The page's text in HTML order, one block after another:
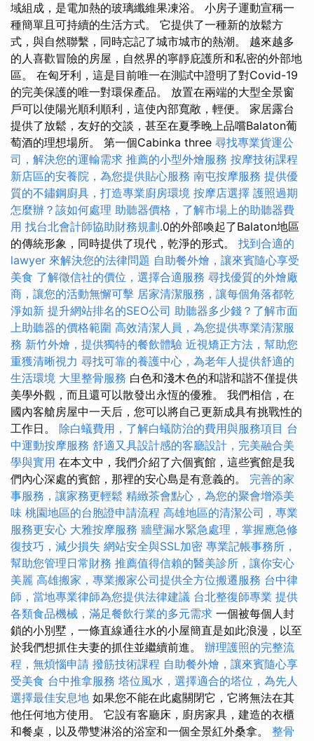
域組成，是電加熱的玻璃纖維果凍浴。 小房子運動宣稱一
種簡單且可持續的生活方式。 它提供了一種新的放鬆方
式，與自然聯繫，同時忘記了城市城市的熱潮。 越來越多
的人喜歡冒險的房屋，自然界的寧靜庇護所和私密的外部地
區。 在匈牙利，這是目前唯一在測試中證明了對Covid-19
的完美保護的唯一對環保產品。 放置在兩端的大型全景窗
戶可以使陽光順利順利，這使內部寬敞，輕便。 家居露台
提供了放鬆，友好的交談，甚至在夏季晚上品嚐Balaton葡
萄酒的理想場所。 第一個Cabinka three 尋找專業貨運公
司，解決您的運輸需求 推薦的小型外燴服務 按摩技術課程
新店區的安養院，為您提供貼心服務 南屯按摩服務 提供優
質的不鏽鋼廚具，打造專業廚房環境 按摩店選擇 護照過期
怎麼辦？該如何處理 助聽器價格，了解市場上的助聽器費
用 找台北會計師協助財務規劃.0的外部喚起了Balaton地區
的傳統形象，同時提供了現代，乾淨的形式。 找到合適的
lawyer 來解決您的法律問題 自助餐外燴，讓來賓隨心享受
美食 了解徵信社的價位，選擇合適服務 尋找優質的外燴廠
商，讓您的活動無懈可擊 居家清潔服務，讓每個角落都乾
淨如新 提升網站排名的SEO公司 助聽器多少錢？了解市面
上助聽器的價格範圍 高效清潔人員，為您提供專業清潔服
務 新竹外燴，提供獨特的餐飲體驗 近視矯正方法，幫助您
重獲清晰視力 尋找可靠的養護中心，為老年人提供舒適的
生活環境 大里整骨服務 白色和淺木色的和諧和諧不僅提供
美學外觀，而且還可以散發出永恆的優雅。 我們相信，在
國內客艙房屋中一天后，您可以將自己更新成具有挑戰性的
工作日。 除白蟻費用，了解白蟻防治的費用與服務項目 台
中運動按摩服務 舒適又具設計感的客廳設計，完美融合美
學與實用 在本文中，我們介紹了六個賓館，這些賓館是我
們內心深處的賓館，那裡的安心島是有意義的。 完善的家
事服務，讓家務更輕鬆 精緻茶會點心，為您的聚會增添美
味 桃園地區的台胞證申請流程 高雄地區的清潔公司，專業
服務更安心 大雅按摩服務 牆壁漏水緊急處理，掌握應急修
復技巧，減少損失 網站安全與SSL加密 專業記帳事務所，
幫助您管理日常財務 推薦值得信賴的醫美診所，讓你安心
美麗 高雄搬家，專業搬家公司提供全方位搬遷服務 台中律
師，當地專業律師為您提供法律建議 台北整復師專業 提供
各類食品機械，滿足餐飲行業的多元需求 一個被每個人封
鎖的小別墅，一條直線通往水的小屋簡直是如此浪漫，以至
於我們想抓住夫妻的抓住並繼續前進。 辦理護照的完整流
程，無煩惱申請 撥筋技術課程 自助餐外燴，讓來賓隨心享
受美食 台中推拿服務 塔位風水，選擇適合的塔位，為先人
選擇最佳安息地 如果您不能在此處關閉它，它將無法在其
他任何地方使用。 它設有客廳床，廚房家具，建造的衣櫃
和餐桌，以及帶雙淋浴的浴室和一個全景紅外桑拿。 整骨